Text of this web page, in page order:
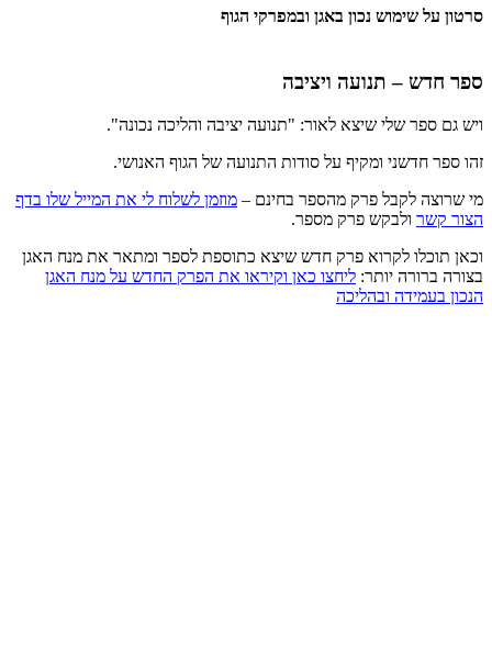
סרטון על שימוש נכון באגן ובמפרקי הגוף
ספר חדש – תנועה ויציבה
ויש גם ספר שלי שיצא לאור: "תנועה יציבה והליכה נכונה".
זהו ספר חדשני ומקיף על סודות התנועה של הגוף האנושי.
מי שרוצה לקבל פרק מהספר בחינם – מוזמן לשלוח לי את המייל שלו בדף
הצור קשר ולבקש פרק מספר.
וכאן תוכלו לקרוא פרק חדש שיצא כתוספת לספר ומתאר את מנח האגן
בצורה ברורה יותר: ליחצו כאן וקיראו את הפרק החדש על מנח האגן
הנכון בעמידה ובהליכה